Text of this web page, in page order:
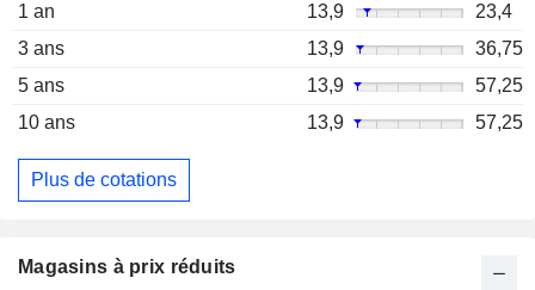
1 an
13,9
23,4
3 ans
13,9
36,75
5 ans
13,9
57,25
10 ans
13,9 57,25
Plus de cotations
Magasins à prix réduits